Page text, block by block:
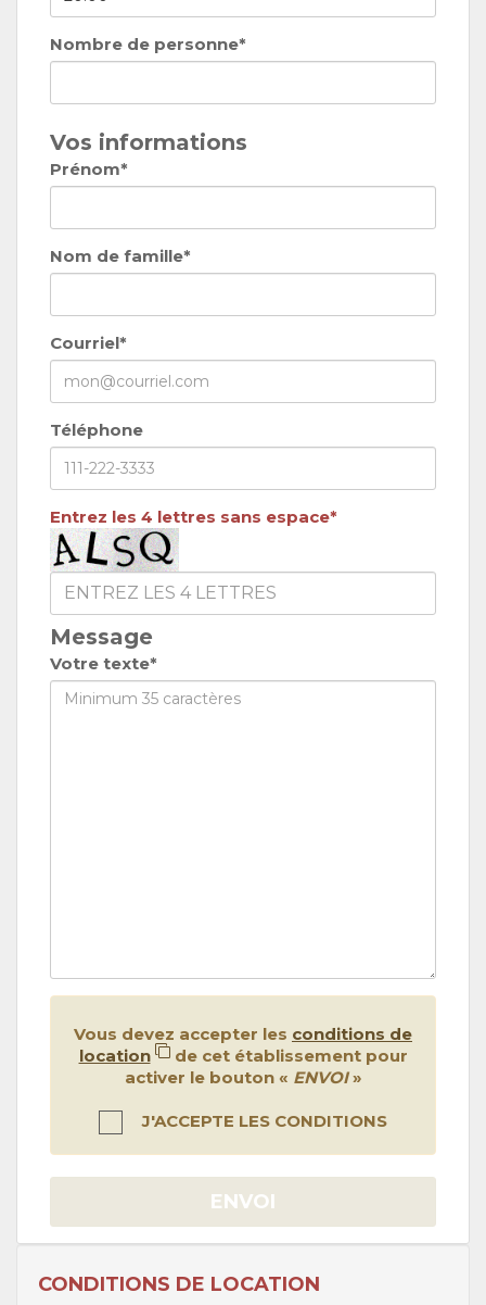
Nombre de personne*
Vos informations
Prénom*
Nom de famille*
Courriel*
Téléphone
Entrez les 4 lettres sans espace*
Message
Votre texte*
Vous devez accepter les conditions de
location
de cet établissement pour
activer le bouton « ENVOI»
J'ACCEPTE LES CONDITIONS
ENVOI
CONDITIONS DE LOCATION